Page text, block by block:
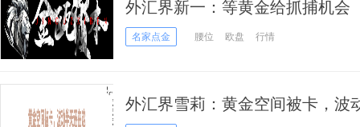
外汇界新一：等黄金给抓捕机会
名家点金 腰位 欧盘 行情
外汇界雪莉：黄金空间被卡，波